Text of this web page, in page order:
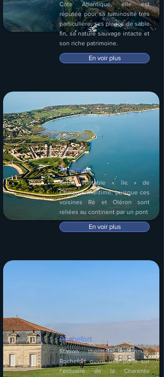
Côte Atlantique, elle est
réputée pour sa luminosité très
particulière, ses plages de sable
fin, sa nature sauvage intacte et
son riche patrimoine.
En voir plus
Île d'Aix
Seule véritable « île » de
Charente-Maritime, puisque ces
voisines Ré et Oléron sont
reliées au continent par un pont
En voir plus
Rochefort
Station thermale reconnue,
Rochefort ouvre une porte sur
l’estuaire de la Charente